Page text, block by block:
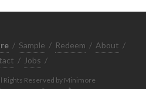
/ Sample / Redeem / About /
/ Jobs /
Rights Reserved by Minimore